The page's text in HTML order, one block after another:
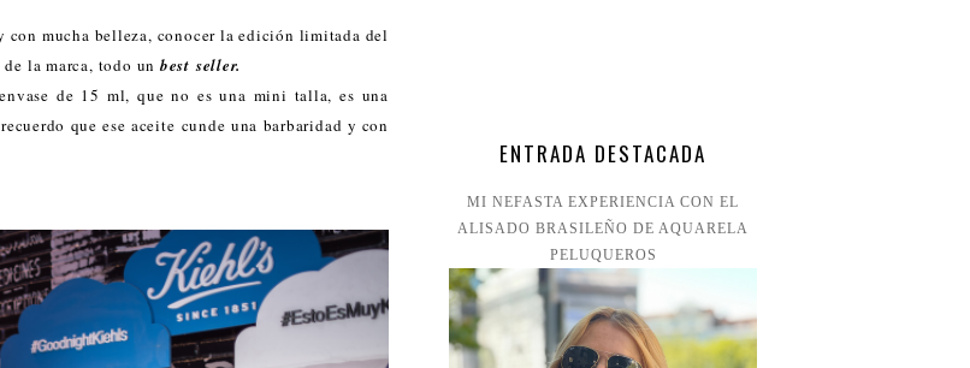
con mucha belleza, conocer la edición limitada del
la marca, todo un best seller.
de 15 ml, que no es una mini talla, es una
que ese aceite cunde una barbaridad y con
ENTRADA DESTACADA
MI NEFASTA EXPERIENCIA CON EL
ALISADO BRASILEÑO DE AQUARELA
PELUQUEROS